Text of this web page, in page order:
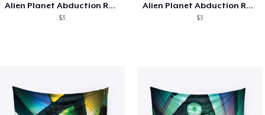
Alien Planet Abduction Room 1 - ASMR BG
$3
Alien Planet Abduction Room 1 - ASMR BG
$3